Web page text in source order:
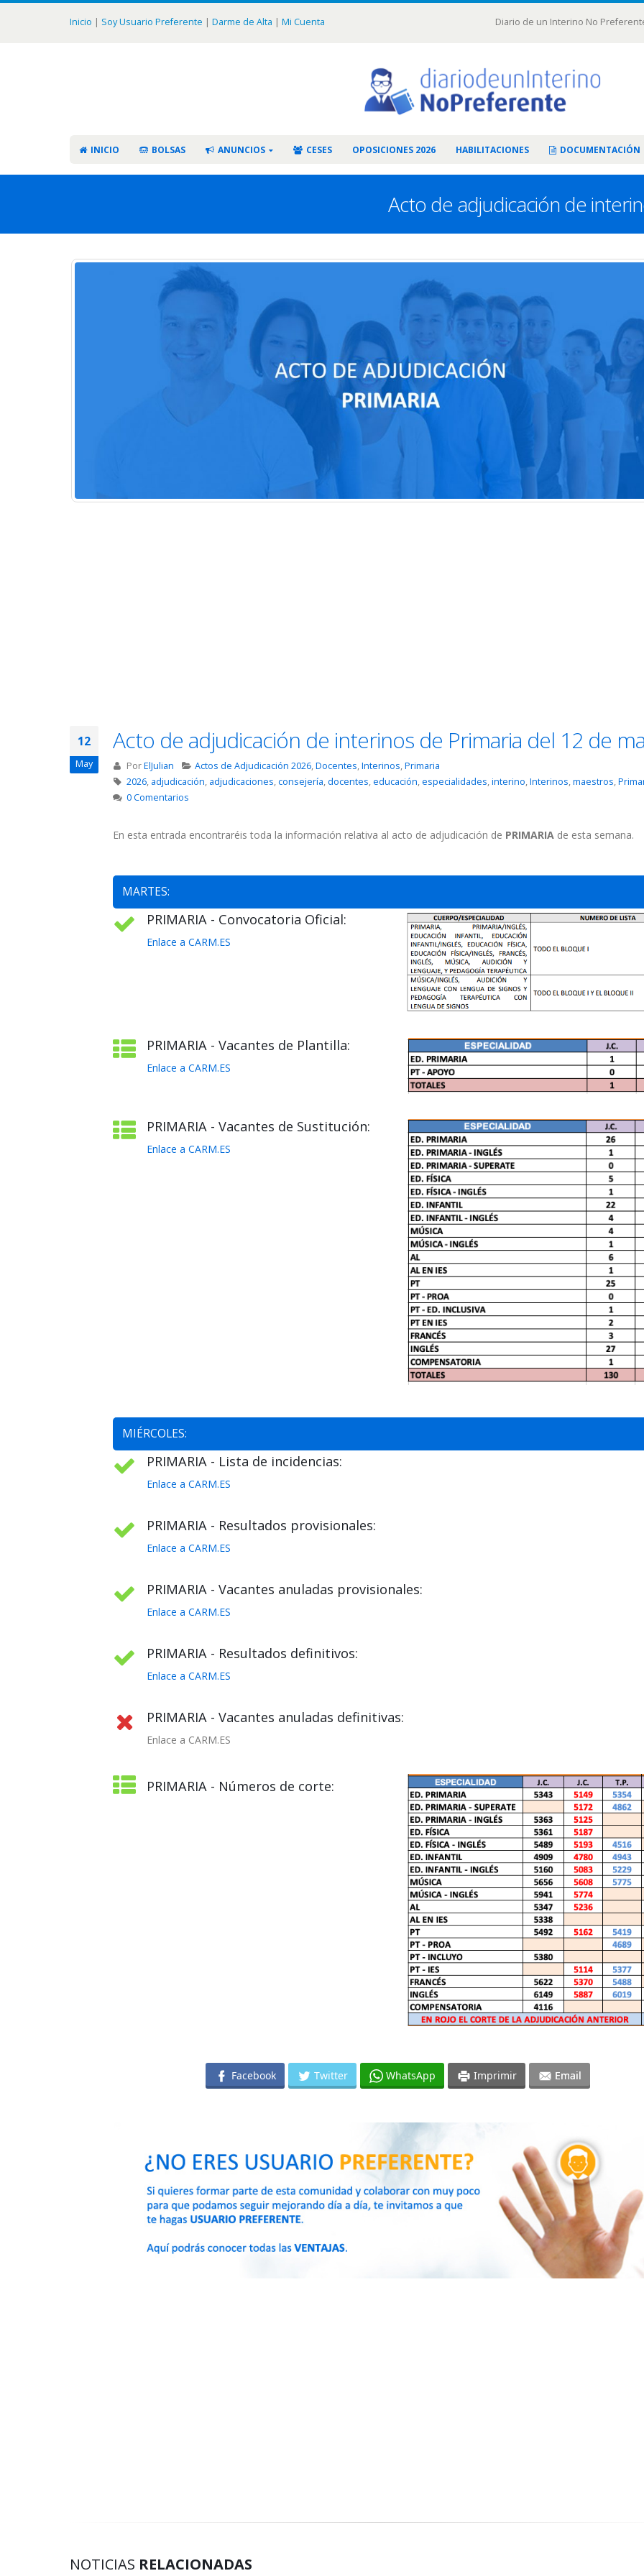
Inicio | Soy Usuario Preferente | Darme de Alta | Mi Cuenta Diario de un Interino No
INICIO BOLSAS ANUNCIOS CESES OPOSICIONES 2026 HABILITACIONES DOCUMENTACIÓN
Acto de adjudicación de
12
May
Acto de adjudicación de interinos de Primaria del 12 de
PorElJulian Actos de Adjudicación 2026,Docentes,Interinos,Primaria
2026, adjudicación, adjudicaciones,consejería,docentes,educación,especialidades,interino,Interinos,maestros,
0 Comentarios
En esta entrada encontraréis toda la información relativa al acto de adjudicación de PRIMARIA de esta semana.
MARTES:
PRIMARIA - Convocatoria Oficial:
Enlace a CARM.ES
PRIMARIA - Vacantes de Plantilla:
Enlace a CARM.ES
PRIMARIA - Vacantes de Sustitución:
Enlace a CARM.ES
MIÉRCOLES:
PRIMARIA - Lista de incidencias:
Enlace a CARM.ES
PRIMARIA - Resultados provisionales:
Enlace a CARM.ES
PRIMARIA - Vacantes anuladas provisionales:
Enlace a CARM.ES
PRIMARIA - Resultados definitivos:
Enlace a CARM.ES
PRIMARIA - Vacantes anuladas definitivas:
Enlace a CARM.ES
PRIMARIA - Números de corte:
Facebook Twitter WhatsApp Imprimir Email
NOTICIAS RELACIONADAS